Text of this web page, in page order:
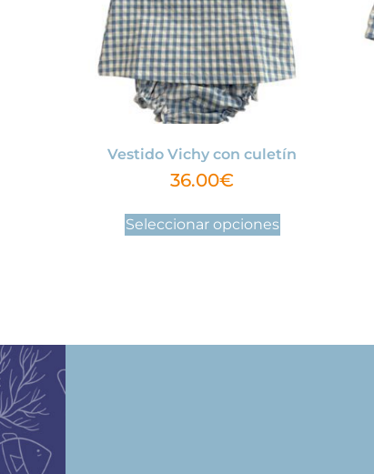
Vestido Vichy con culetín
36.00€
Seleccionar opciones